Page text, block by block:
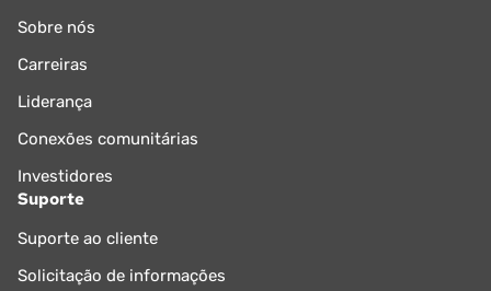
Sobre nós
Carreiras
Liderança
Conexões comunitárias
Investidores
Suporte
Suporte ao cliente
Solicitação de informações